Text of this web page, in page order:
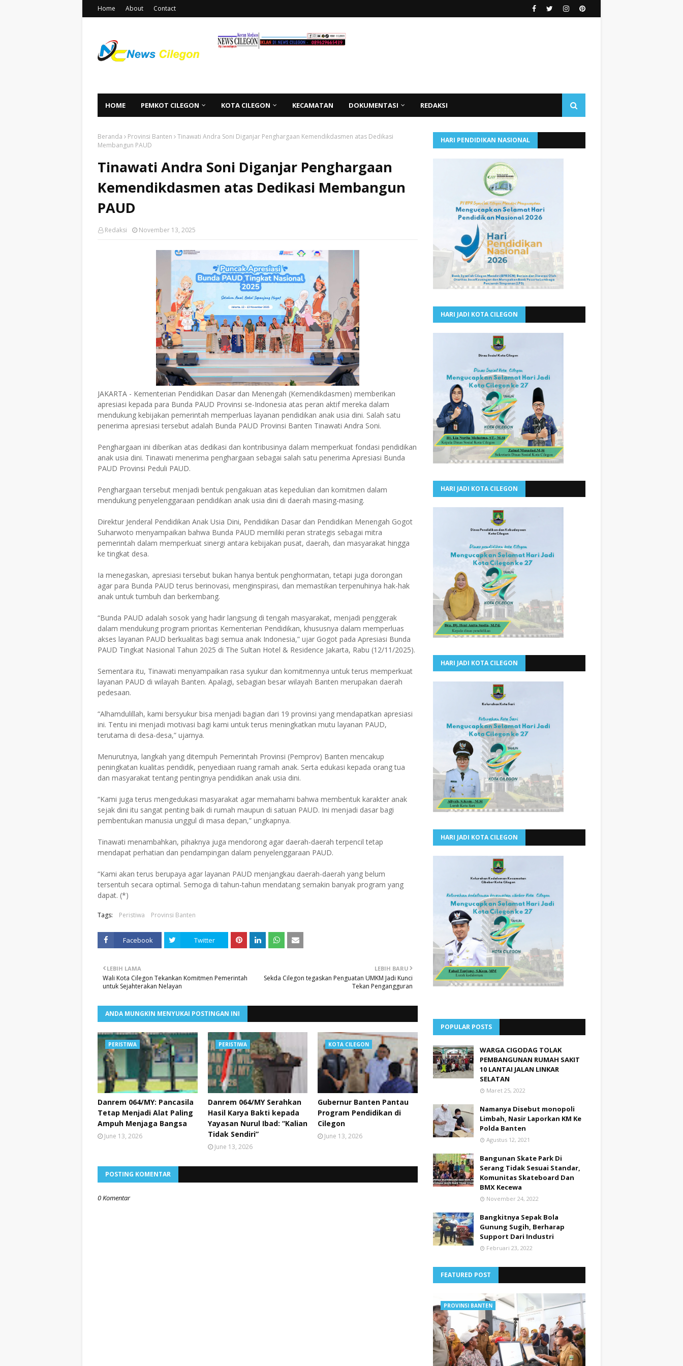
Home About Contact
HOME PEMKOT CILEGON KOTA CILEGON KECAMATAN DOKUMENTASI REDAKSI
Beranda Provinsi Banten
Tinawati Andra Soni Diganjar Penghargaan Kemendikdasmen atas Dedikasi
Membangun PAUD
Tinawati Andra Soni Diganjar Penghargaan
Kemendikdasmen atas Dedikasi Membangun
PAUD
Redaksi November 13, 2025
JAKARTA - Kementerian Pendidikan Dasar dan Menengah (Kemendikdasmen) memberikan
apresiasi kepada para Bunda PAUD Provinsi se-Indonesia atas peran aktif mereka dalam
mendukung kebijakan pemerintah memperluas layanan pendidikan anak usia dini. Salah satu
penerima apresiasi tersebut adalah Bunda PAUD Provinsi Banten Tinawati Andra Soni.
Penghargaan ini diberikan atas dedikasi dan kontribusinya dalam memperkuat fondasi pendidikan
anak usia dini. Tinawati menerima penghargaan sebagai salah satu penerima Apresiasi Bunda
PAUD Provinsi Peduli PAUD.
Penghargaan tersebut menjadi bentuk pengakuan atas kepedulian dan komitmen dalam
mendukung penyelenggaraan pendidikan anak usia dini di daerah masing-masing.
Direktur Jenderal Pendidikan Anak Usia Dini, Pendidikan Dasar dan Pendidikan Menengah Gogot
Suharwoto menyampaikan bahwa Bunda PAUD memiliki peran strategis sebagai mitra
pemerintah dalam memperkuat sinergi antara kebijakan pusat, daerah, dan masyarakat hingga
ke tingkat desa.
Ia menegaskan, apresiasi tersebut bukan hanya bentuk penghormatan, tetapi juga dorongan
agar para Bunda PAUD terus berinovasi, menginspirasi, dan memastikan terpenuhinya hak-hak
anak untuk tumbuh dan berkembang.
“Bunda PAUD adalah sosok yang hadir langsung di tengah masyarakat, menjadi penggerak
dalam mendukung program prioritas Kementerian Pendidikan, khususnya dalam memperluas
akses layanan PAUD berkualitas bagi semua anak Indonesia,” ujar Gogot pada Apresiasi Bunda
PAUD Tingkat Nasional Tahun 2025 di The Sultan Hotel & Residence Jakarta, Rabu (12/11/2025).
Sementara itu, Tinawati menyampaikan rasa syukur dan komitmennya untuk terus memperkuat
layanan PAUD di wilayah Banten. Apalagi, sebagian besar wilayah Banten merupakan daerah
pedesaan.
“Alhamdulillah, kami bersyukur bisa menjadi bagian dari 19 provinsi yang mendapatkan apresiasi
ini. Tentu ini menjadi motivasi bagi kami untuk terus meningkatkan mutu layanan PAUD,
terutama di desa-desa,” ujarnya.
Menurutnya, langkah yang ditempuh Pemerintah Provinsi (Pemprov) Banten mencakup
peningkatan kualitas pendidik, penyediaan ruang ramah anak. Serta edukasi kepada orang tua
dan masyarakat tentang pentingnya pendidikan anak usia dini.
“Kami juga terus mengedukasi masyarakat agar memahami bahwa membentuk karakter anak
sejak dini itu sangat penting baik di rumah maupun di satuan PAUD. Ini menjadi dasar bagi
pembentukan manusia unggul di masa depan,” ungkapnya.
Tinawati menambahkan, pihaknya juga mendorong agar daerah-daerah terpencil tetap
mendapat perhatian dan pendampingan dalam penyelenggaraan PAUD.
“Kami akan terus berupaya agar layanan PAUD menjangkau daerah-daerah yang belum
tersentuh secara optimal. Semoga di tahun-tahun mendatang semakin banyak program yang
dapat. (*)
Tags: Peristiwa Provinsi Banten
Facebook Twitter
LEBIH BARU
Sekda Cilegon tegaskan Penguatan UMKM Jadi Kunci
Tekan Pengangguran
LEBIH LAMA
Wali Kota Cilegon Tekankan Komitmen Pemerintah
untuk Sejahterakan Nelayan
ANDA MUNGKIN MENYUKAI POSTINGAN INI
PERISTIWA
Danrem 064/MY: Pancasila
Tetap Menjadi Alat Paling
Ampuh Menjaga Bangsa
June 13, 2026
PERISTIWA
Danrem 064/MY Serahkan
Hasil Karya Bakti kepada
Yayasan Nurul Ibad: “Kalian
Tidak Sendiri”
June 13, 2026
KOTA CILEGON
Gubernur Banten Pantau
Program Pendidikan di
Cilegon
June 13, 2026
POSTING KOMENTAR
0 Komentar
HARI PENDIDIKAN NASIONAL
HARI JADI KOTA CILEGON
HARI JADI KOTA CILEGON
HARI JADI KOTA CILEGON
HARI JADI KOTA CILEGON
POPULAR POSTS
WARGA CIGODAG TOLAK
PEMBANGUNAN RUMAH SAKIT
10 LANTAI JALAN LINKAR
SELATAN
Maret 25, 2022
Namanya Disebut monopoli
Limbah, Nasir Laporkan KM Ke
Polda Banten
Agustus 12, 2021
Bangunan Skate Park Di
Serang Tidak Sesuai Standar,
Komunitas Skateboard Dan
BMX Kecewa
November 24, 2022
Bangkitnya Sepak Bola
Gunung Sugih, Berharap
Support Dari Industri
Februari 23, 2022
FEATURED POST
PROVINSI BANTEN